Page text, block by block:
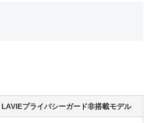
LAVIEプライバシーガード非搭載モデル